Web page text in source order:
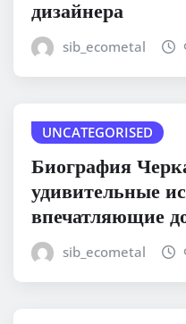
дизайнера
sib_ecometal
UNCATEGORISED
Биография
удивительные
впечатляющие
sib_ecometal